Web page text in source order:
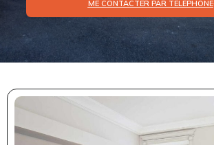
ME CONTACTER PAR TÉLÉPHONE